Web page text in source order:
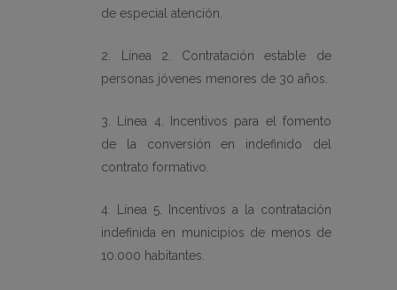
de especial atención.
2. Línea 2. Contratación estable de
personas jóvenes menores de 30 años.
3. Línea 4. Incentivos para el fomento
de la conversión en indefinido del
contrato formativo.
4. Línea 5. Incentivos a la contratación
indefinida en municipios de menos de
10.000 habitantes.